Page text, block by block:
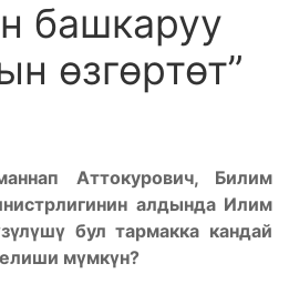
башкаруу
өзгөртөт”
Аттокурович, Билим
алдында Илим
зүлүшүбул тармакка кандай
мүмкүн?